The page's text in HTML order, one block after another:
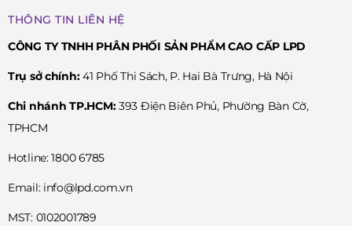
THÔNG TIN LIÊN HỆ
CÔNG TY TNHH PHÂN PHỐI SẢN PHẨM CAO CẤP LPD
Trụ sở chính:41 Phố Thi Sách, P. Hai Bà Trưng, Hà Nội
Chi nhánh TP.HCM:393 Điện Biên Phủ, Phường Bàn Cờ,
TPHCM
Hotline: 1800 6785
Email: info@lpd.com.vn
MST: 0102001789